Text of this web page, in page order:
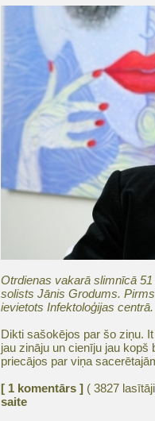
Otrdienas vakarā slimnīcā
solists Jānis Grodums.
ievietots Infektoloģijas centrā.
Dikti sašokējos par šo ziņu.
jau zināju un cienīju jau
priecājos par viņa
[ 1 komentārs ] ( 3827
saite